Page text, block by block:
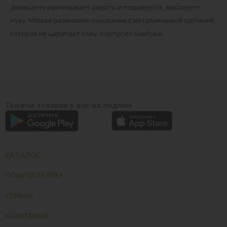
Деликатно расчесывает шерсть и подшерсток, массирует
кожу. Мягкое резиновое основание с металлической щетиной,
которая не царапает кожу. Корпус из бамбука.